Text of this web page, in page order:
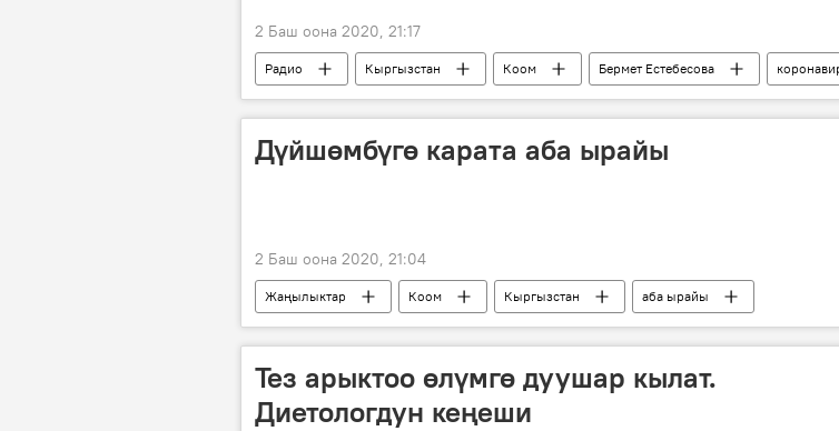
2 Баш оона 2020, 21:17
Радио Кыргызстан Коом Бермет Естебесова
пневмония
аспирин
Дүйшөмбүгө карата аба ырайы
2 Баш оона 2020, 21:04
Жаңылыктар Коом Кыргызстан аба ырайы
Тез арыктоо өлүмгө дуушар кылат.
Диетологдун кеңеши